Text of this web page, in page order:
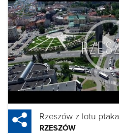
Rzeszów z lotu ptaka
RZESZÓW